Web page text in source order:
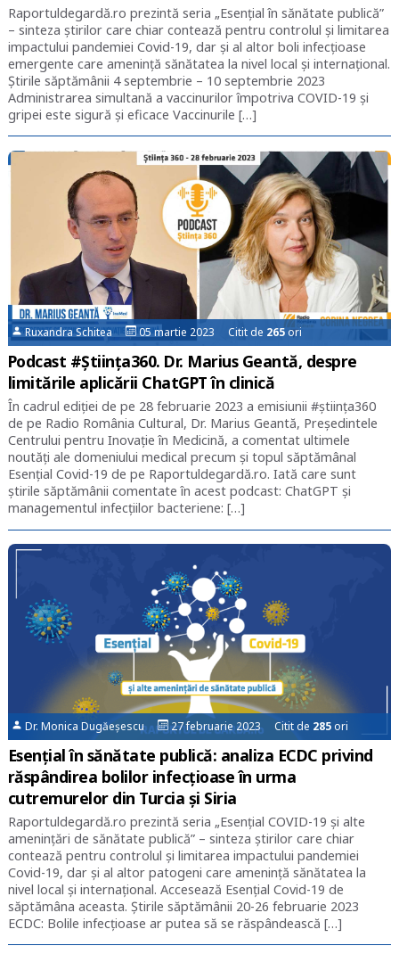
Raportuldegardă.ro prezintă seria „Esențial în sănătate publică”
– sinteza știrilor care chiar contează pentru controlul și limitarea
impactului pandemiei Covid-19, dar și al altor boli infecțioase
emergente care amenință sănătatea la nivel local și internațional.
Știrile săptămânii 4 septembrie – 10 septembrie 2023
Administrarea simultană a vaccinurilor împotriva COVID-19 şi
gripei este sigură şi eficace Vaccinurile […]
Ruxandra Schitea 05 martie 2023 Citit de 265ori
Podcast #Știința360. Dr. Marius Geantă, despre
limitările aplicării ChatGPT în clinică
În cadrul ediției de pe 28 februarie 2023 a emisiunii #știința360
de pe Radio România Cultural, Dr. Marius Geantă, Președintele
Centrului pentru Inovație în Medicină, a comentat ultimele
noutăți ale domeniului medical precum și topul săptămânal
Esențial Covid-19 de pe Raportuldegardă.ro. Iată care sunt
știrile săptămânii comentate în acest podcast: ChatGPT şi
managementul infecţiilor bacteriene: […]
Dr. Monica Dugăeșescu 27 februarie 2023 Citit de 285ori
Esențial în sănătate publică: analiza ECDC privind
răspândirea bolilor infecțioase în urma
cutremurelor din Turcia și Siria
Raportuldegardă.ro prezintă seria „Esențial COVID-19 și alte
amenințări de sănătate publică” – sinteza știrilor care chiar
contează pentru controlul și limitarea impactului pandemiei
Covid-19, dar și al altor patogeni care amenință sănătatea la
nivel local și internațional. Accesează Esențial Covid-19 de
săptămâna aceasta. Știrile săptămânii 20-26 februarie 2023
ECDC: Bolile infecţioase ar putea să se răspândească […]